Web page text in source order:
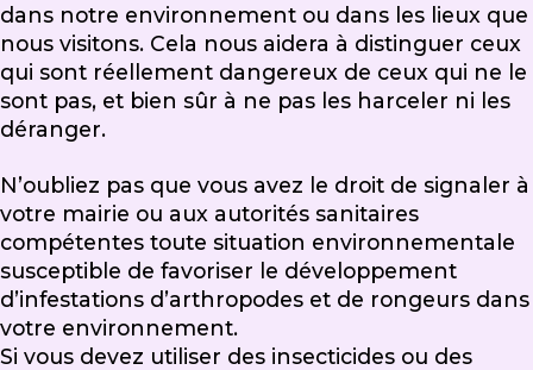
dans notre environnement ou dans les lieux que
nous visitons. Cela nous aidera à distinguer ceux
qui sont réellement dangereux de ceux qui ne le
sont pas, et bien sûr à ne pas les harceler ni les
déranger.
N’oubliez pas que vous avez le droit de signaler à
votre mairie ou aux autorités sanitaires
compétentes toute situation environnementale
susceptible de favoriser le développement
d’infestations d’arthropodes et de rongeurs dans
votre environnement.
Si vous devez utiliser des insecticides ou des